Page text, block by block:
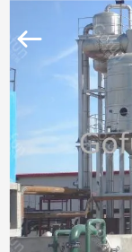
家
プ
ロ
ダ
Shanghai
Co.,
Ltd..